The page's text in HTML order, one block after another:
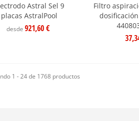
Astral Sel 9
placas AstralPool
desde921,60 €
Filtro
1 - 24 de 1768 productos